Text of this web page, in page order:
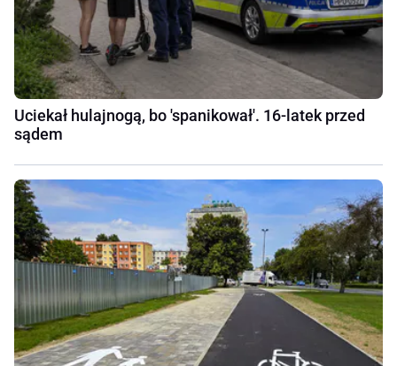
Uciekał hulajnogą, bo 'spanikował'. 16-latek przed
sądem